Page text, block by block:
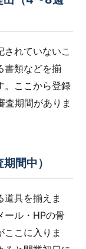
されていないこ
書類などを揃
。ここから登録
査期間がありま
間中）
具を揃えま
ール・HPの骨
こに入りま